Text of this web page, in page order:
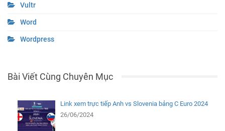
Vultr
Word
Wordpress
Bài Viết Cùng Chuyên Mục
Link xem trực tiếp Anh vs Slovenia bảng C Euro 2024
26/06/2024